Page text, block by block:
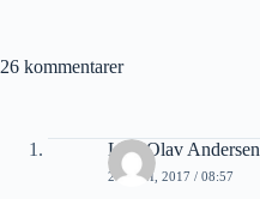
26 kommentarer
Lars Olav Andersen
20 JUNI, 2017 / 08:57